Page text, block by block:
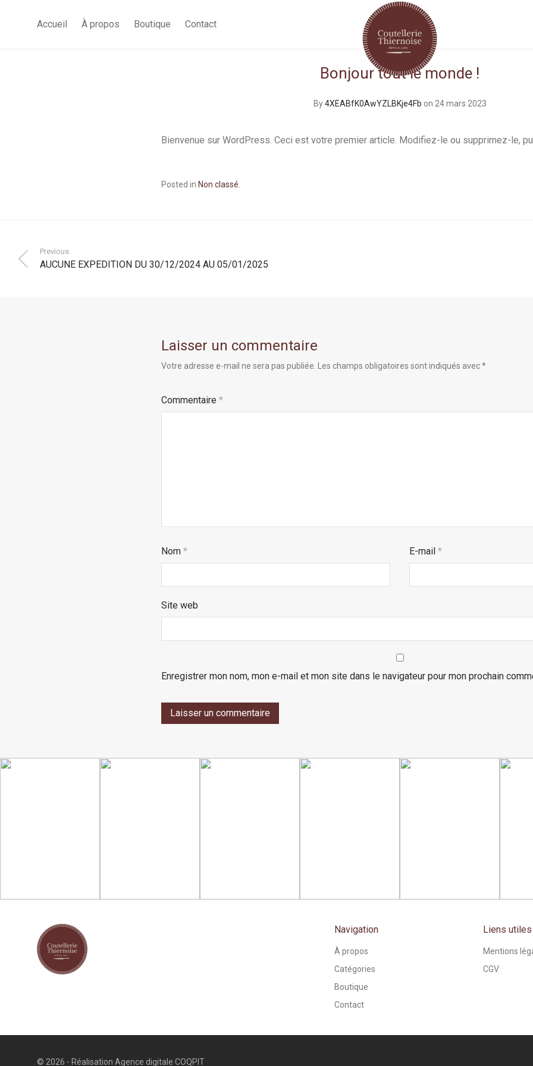
Accueil À propos Boutique Contact
Bonjour tout le monde !
By4XEABfK0AwYZLBKje4Fb on 24 mars 2023
Bienvenue sur WordPress. Ceci est votre premier article. Modifiez-le ou supprimez-le,
Posted in Non classé
Previous
AUCUNE EXPEDITION DU 30/12/2024 AU 05/01/2025
Laisser un commentaire
Votre adresse e-mail ne sera pas publiée. Les champs obligatoires sont indiqués avec*
Commentaire *
Nom * E-mail*
Site web
Enregistrer mon nom, mon e-mail et mon site dans le navigateur pour mon prochain
Navigation
À propos
Catégories
Boutique
Contact
Liens utiles
Mentions
CGV
© 2026 - Réalisation Agence digitale COQPIT